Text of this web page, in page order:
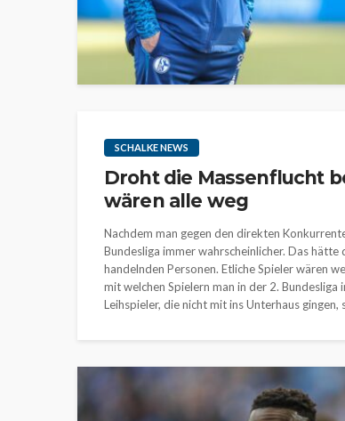
SCHALKE NEWS
Droht die Massenflucht
wären alle weg
Nachdem man gegen den direkten
Bundesliga immer wahrscheinlicher. Das
handelnden Personen. Etliche Spieler wären
mit welchen Spielern man in der 2.
Leihspieler, die nicht mit ins Unterhaus